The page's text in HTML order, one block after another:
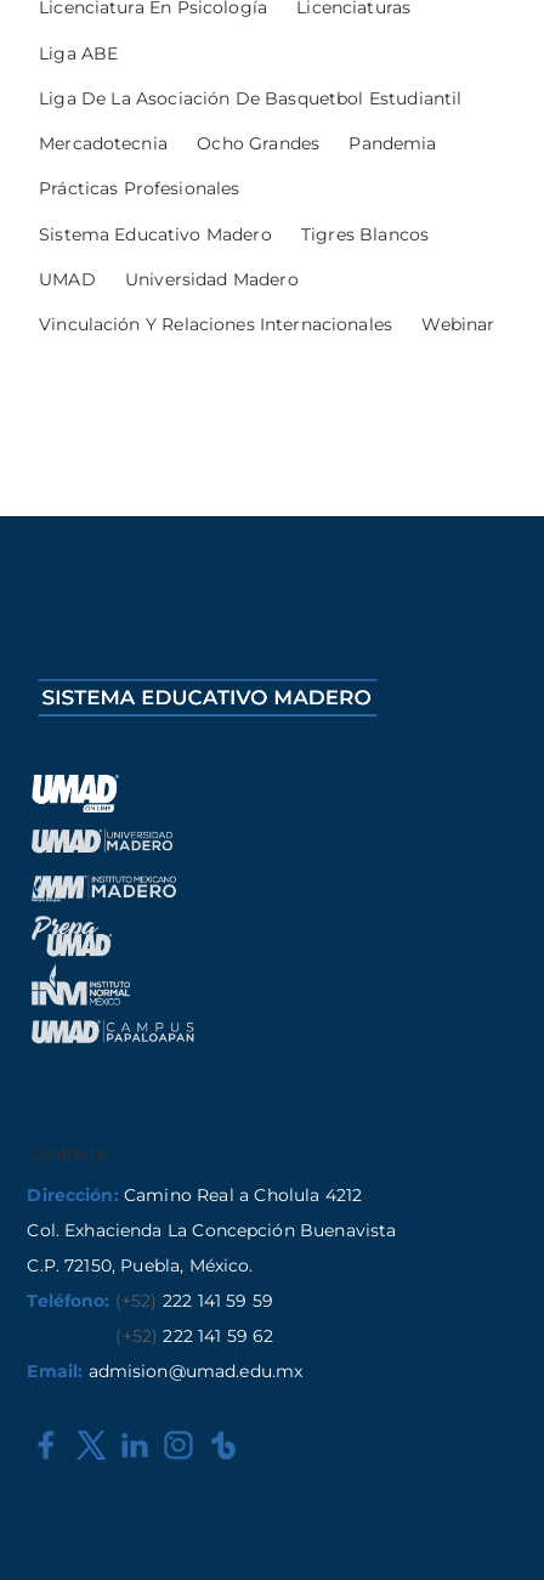
Licenciatura En Psicología Licenciaturas
Liga ABE
Liga De La Asociación De Basquetbol Estudiantil
Mercadotecnia Ocho Grandes Pandemia
Prácticas Profesionales
Sistema Educativo Madero Tigres Blancos
UMAD Universidad Madero
Vinculación Y Relaciones Internacionales Webinar
Contacto
Dirección: Camino Real a Cholula 4212
Col. Exhacienda La Concepción Buenavista
C.P. 72150, Puebla, México.
Teléfono: (+52) 222 141 59 59
(+52) 222 141 59 62
Email: admision@umad.edu.mx